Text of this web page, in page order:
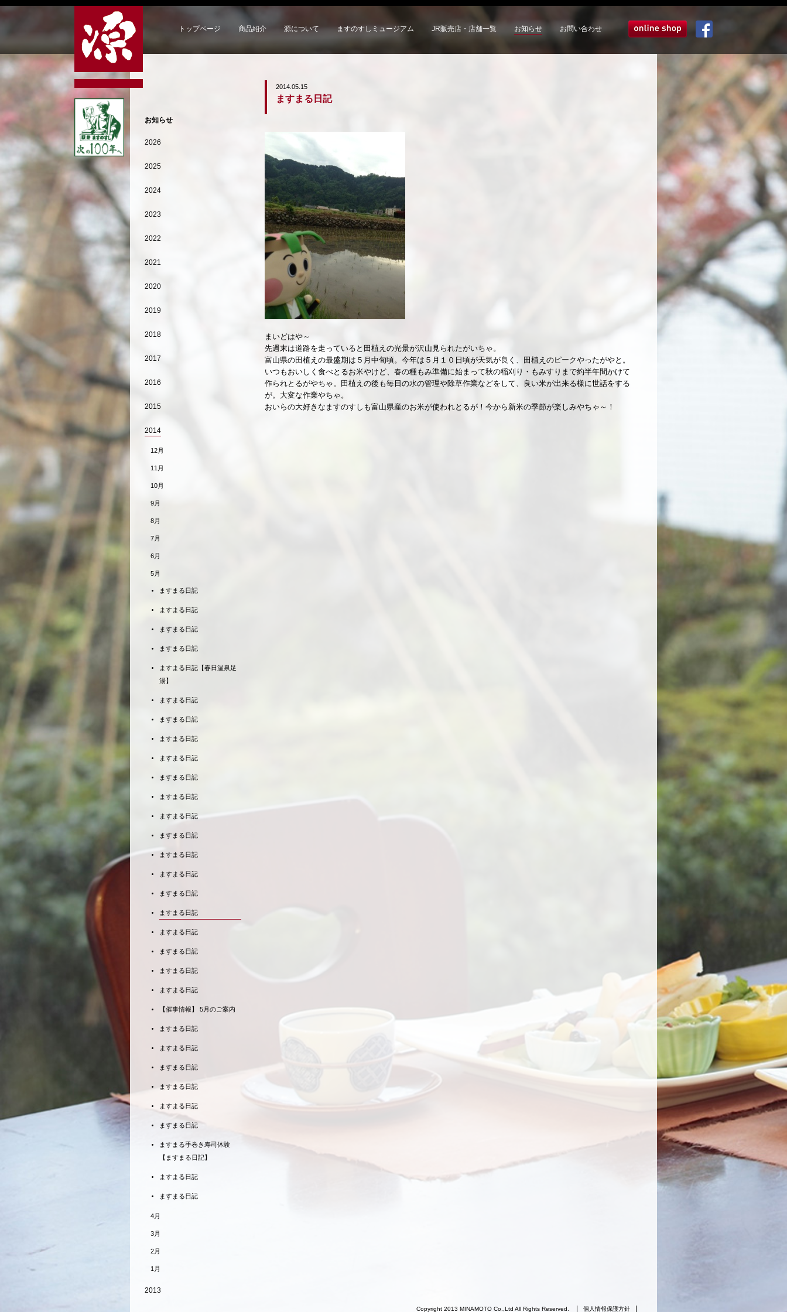
トップページ 商品紹介 源について ますのすしミュージアム JR販売店・店舗一覧 お知らせ お問い合わせ オンラインショップ
2014.05.15
ますまる日記
まいどはや～
先週末は道路を走っていると田植えの光景が沢山見られたがいちゃ。
富山県の田植えの最盛期は５月中旬頃。今年は５月１０日頃が天気が良く、田植えのピークやったがやと。
いつもおいしく食べとるお米やけど、春の種もみ準備に始まって秋の稲刈り・もみすりまで約半年間かけて
作られとるがやちゃ。田植えの後も毎日の水の管理や除草作業などをして、良い米が出来る様に世話をする
が。大変な作業やちゃ。
おいらの大好きなますのすしも富山県産のお米が使われとるが！今から新米の季節が楽しみやちゃ～！
お知らせ
2026
2025
2024
2023
2022
2021
2020
2019
2018
2017
2016
2015
2014
12月
11月
10月
9月
8月
7月
6月
5月
ますまる日記
ますまる日記
ますまる日記
ますまる日記
ますまる日記【春日温泉足
湯】
ますまる日記
ますまる日記
ますまる日記
ますまる日記
ますまる日記
ますまる日記
ますまる日記
ますまる日記
ますまる日記
ますまる日記
ますまる日記
ますまる日記
ますまる日記
ますまる日記
ますまる日記
ますまる日記
【催事情報】 5月のご案内
ますまる日記
ますまる日記
ますまる日記
ますまる日記
ますまる日記
ますまる日記
ますまる手巻き寿司体験
【ますまる日記】
ますまる日記
ますまる日記
4月
3月
2月
1月
2013
Copyright 2013 MINAMOTO Co.,Ltd All Rights Reserved. 個人情報保護方針